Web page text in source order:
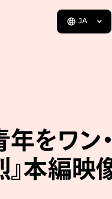
JA
をワン
』本編映